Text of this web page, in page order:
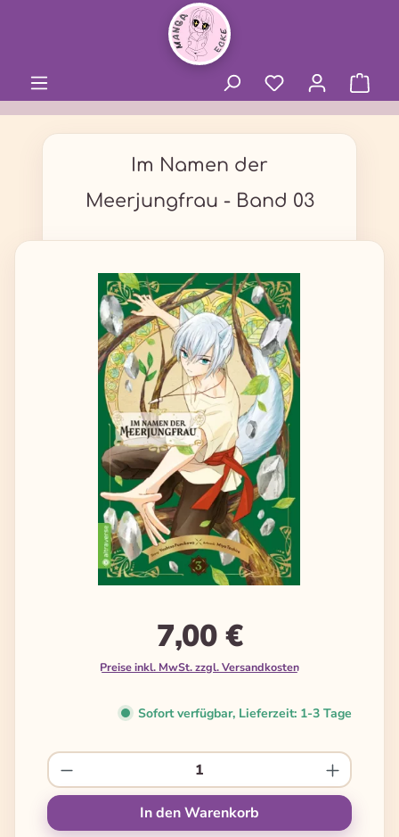
Im Namen der
Meerjungfrau - Band 03
Bildergalerie überspringen
7,00 €
Preise inkl. MwSt. zzgl. Versandkosten
Sofort verfügbar, Lieferzeit: 1-3 Tage
Produkt Anzahl: Gib den gewünschten
In den Warenkorb